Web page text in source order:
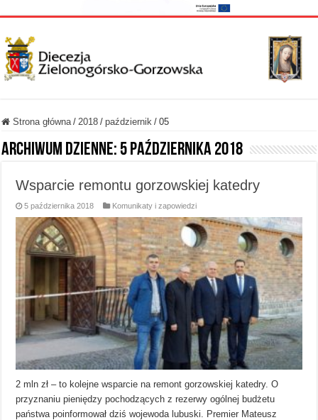
Strona główna / 2018 / październik / 05
Archiwum dzienne: 5 października 2018
Wsparcie remontu gorzowskiej katedry
5 października 2018 Komunikaty i zapowiedzi
2 mln zł – to kolejne wsparcie na remont gorzowskiej katedry. O
przyznaniu pieniędzy pochodzących z rezerwy ogólnej budżetu
państwa poinformował dziś wojewoda lubuski. Premier Mateusz